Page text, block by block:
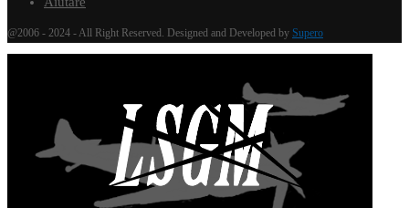
@2006 - 2024 - All Right Reserved. Designed and Developed by Supero